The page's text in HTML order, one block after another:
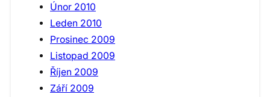
Únor 2010
Leden 2010
Prosinec 2009
Listopad 2009
Říjen 2009
Září 2009